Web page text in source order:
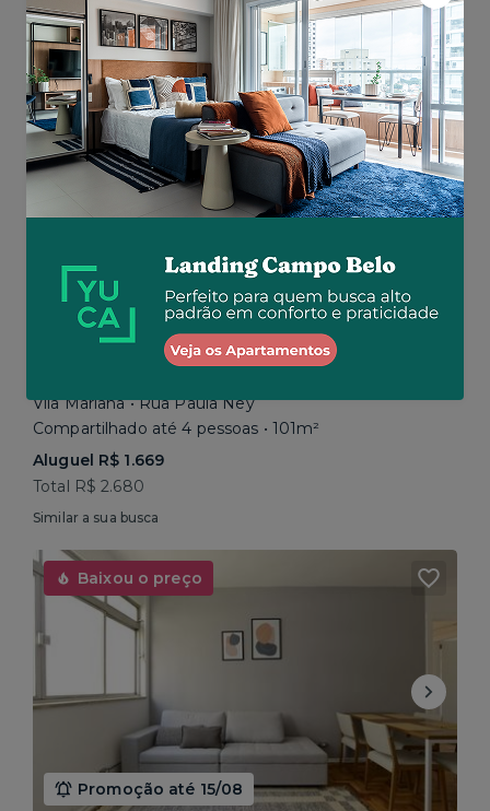
Aluguel R$ 1.777
Total R$ 2.843
Similar a sua busca
Em breve
Vila Mariana • Rua Paula Ney
Compartilhado até 4 pessoas • 101m²
Aluguel R$ 1.669
Total R$ 2.680
Similar a sua busca
Baixou o preço
Promoção até 15/08